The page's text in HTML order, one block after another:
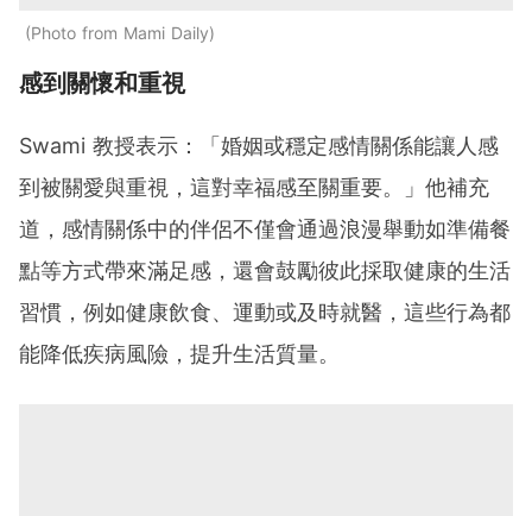
Photo from Mami Daily
感到關懷和重視
Swami 教授表示：「婚姻或穩定感情關係能讓人感
到被關愛與重視，這對幸福感至關重要。」他補充
道，感情關係中的伴侶不僅會通過浪漫舉動如準備餐
點等方式帶來滿足感，還會鼓勵彼此採取健康的生活
習慣，例如健康飲食、運動或及時就醫，這些行為都
能降低疾病風險，提升生活質量。